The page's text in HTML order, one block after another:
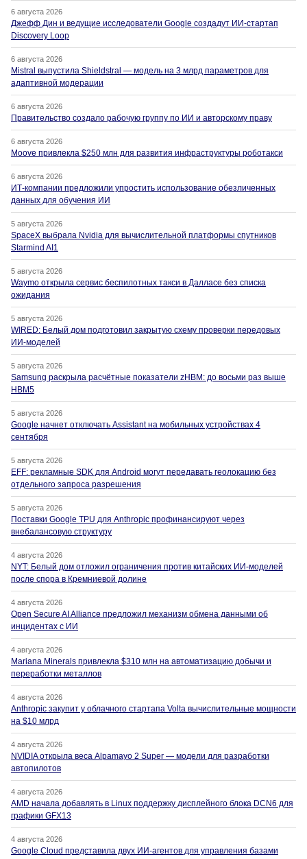
6 августа 2026
Джефф Дин и ведущие исследователи Google создадут ИИ-стартап
Discovery Loop
6 августа 2026
Mistral выпустила Shieldstral — модель на 3 млрд параметров для
адаптивной модерации
6 августа 2026
Правительство создало рабочую группу по ИИ и авторскому праву
6 августа 2026
Moove привлекла $250 млн для развития инфраструктуры роботакси
6 августа 2026
ИТ-компании предложили упростить использование обезличенных
данных для обучения ИИ
5 августа 2026
SpaceX выбрала Nvidia для вычислительной платформы спутников
Starmind AI1
5 августа 2026
Waymo открыла сервис беспилотных такси в Далласе без списка
ожидания
5 августа 2026
WIRED: Белый дом подготовил закрытую схему проверки передовых
ИИ-моделей
5 августа 2026
Samsung раскрыла расчётные показатели zHBM: до восьми раз выше
HBM5
5 августа 2026
Google начнет отключать Assistant на мобильных устройствах 4
сентября
5 августа 2026
EFF: рекламные SDK для Android могут передавать геолокацию без
отдельного запроса разрешения
5 августа 2026
Поставки Google TPU для Anthropic профинансируют через
внебалансовую структуру
4 августа 2026
NYT: Белый дом отложил ограничения против китайских ИИ-моделей
после спора в Кремниевой долине
4 августа 2026
Open Secure AI Alliance предложил механизм обмена данными об
инцидентах с ИИ
4 августа 2026
Mariana Minerals привлекла $310 млн на автоматизацию добычи и
переработки металлов
4 августа 2026
Anthropic закупит у облачного стартапа Volta вычислительные мощности
на $10 млрд
4 августа 2026
NVIDIA открыла веса Alpamayo 2 Super — модели для разработки
автопилотов
4 августа 2026
AMD начала добавлять в Linux поддержку дисплейного блока DCN6 для
графики GFX13
4 августа 2026
Google Cloud представила двух ИИ-агентов для управления базами